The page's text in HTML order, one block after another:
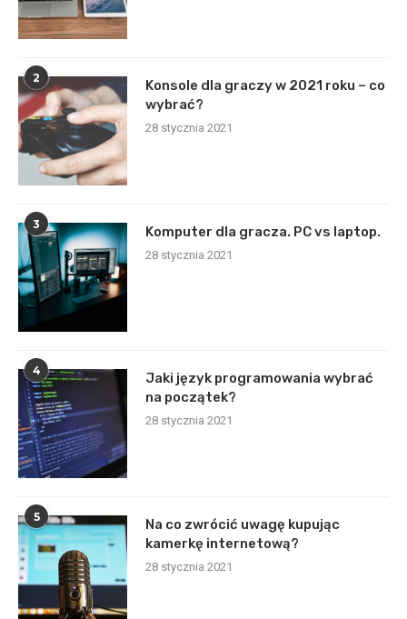
2
Konsole dla graczy w 2021 roku – co
wybrać?
28 stycznia 2021
3
Komputer dla gracza. PC vs laptop.
28 stycznia 2021
4
Jaki język programowania wybrać
na początek?
28 stycznia 2021
5
Na co zwrócić uwagę kupując
kamerkę internetową?
28 stycznia 2021